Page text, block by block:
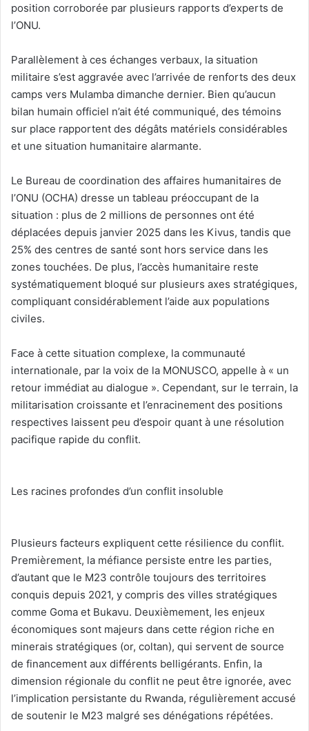
position corroborée par plusieurs rapports d’experts de
l’ONU.
‎Parallèlement à ces échanges verbaux, la situation
militaire s’est aggravée avec l’arrivée de renforts des deux
camps vers Mulamba dimanche dernier. Bien qu’aucun
bilan humain officiel n’ait été communiqué, des témoins
sur place rapportent des dégâts matériels considérables
et une situation humanitaire alarmante.
‎Le Bureau de coordination des affaires humanitaires de
l’ONU (OCHA) dresse un tableau préoccupant de la
situation : plus de 2 millions de personnes ont été
déplacées depuis janvier 2025 dans les Kivus, tandis que
25% des centres de santé sont hors service dans les
zones touchées. De plus, l’accès humanitaire reste
systématiquement bloqué sur plusieurs axes stratégiques,
compliquant considérablement l’aide aux populations
civiles.
‎Face à cette situation complexe, la communauté
internationale, par la voix de la MONUSCO, appelle à « un
retour immédiat au dialogue ». Cependant, sur le terrain, la
militarisation croissante et l’enracinement des positions
respectives laissent peu d’espoir quant à une résolution
pacifique rapide du conflit.
‎Les racines profondes d’un conflit insoluble
‎Plusieurs facteurs expliquent cette résilience du conflit.
Premièrement, la méfiance persiste entre les parties,
d’autant que le M23 contrôle toujours des territoires
conquis depuis 2021, y compris des villes stratégiques
comme Goma et Bukavu. Deuxièmement, les enjeux
économiques sont majeurs dans cette région riche en
minerais stratégiques (or, coltan), qui servent de source
de financement aux différents belligérants. Enfin, la
dimension régionale du conflit ne peut être ignorée, avec
l’implication persistante du Rwanda, régulièrement accusé
de soutenir le M23 malgré ses dénégations répétées.